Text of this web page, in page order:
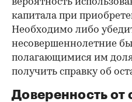
капитала при
Необходимо либо
несовершеннолетние
полагающимися им
получить справку об
Доверенность от